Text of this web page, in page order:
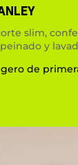
slim,
y
de